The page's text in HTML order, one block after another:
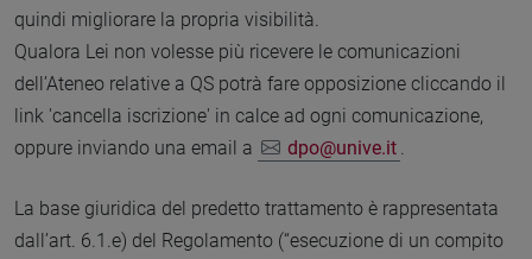
quindi migliorare la propria visibilità.
Qualora Lei non volesse più ricevere le comunicazioni
dell’Ateneo relative a QS potrà fare opposizione cliccando il
link 'cancella iscrizione' in calce ad ogni comunicazione,
oppure inviando una email a
dpo@unive.it .
La base giuridica del predetto trattamento è rappresentata
dall’art. 6.1.e) del Regolamento (“esecuzione di un compito